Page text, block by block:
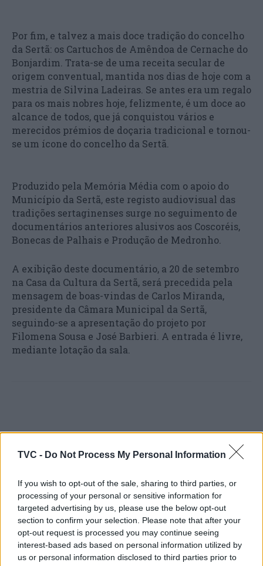
TVC - Do Not Process My Personal Information
If you wish to opt-out of the sale, sharing to third parties, or
processing of your personal or sensitive information for
targeted advertising by us, please use the below opt-out
section to confirm your selection. Please note that after your
opt-out request is processed you may continue seeing
interest-based ads based on personal information utilized by
us or personal information disclosed to third parties prior to
Por fim, e talvez a mais doce tradição do concelho
da Sertã: os Cartuchos de Amêndoa de Cernache do
Bonjardim. Trata-se de uma receita secular de
origem conventual, mantida nos dias de hoje com a
mestria de Silvina Ladeiras. Se antes era um regalo
para os mais nobres hoje, felizmente, é um doce ao
alcance de todos, que já conquistou vários e
merecidos prémios de doçaria tradicional e tornou-
se um ícone do concelho da Sertã.
Produzido pela Memória Média com o apoio do
Município da Sertã, este registo audiovisual das
tradições sertaginenses surge no seguimento de
documentários anteriores alusivos aos Coscoréis,
Bonecas de Palhais e Produção de Medronho.
A exibição deste documentário, a 20 de setembro
na Casa da Cultura da Sertã, será precedida pela
mensagem de boas-vindas de Carlos Miranda,
presidente da Câmara Municipal da Sertã,
seguindo-se a apresentação do projeto por
Filomena Sousa e José Barbieri. A entrada é livre,
mediante lotação da sala.
Albergaria – a – Velha: A
arte e a cura na Exposição
Saúde em Progresso
Município de Ílhavo volta
a aderir à Semana
Europeia da Mobilidade